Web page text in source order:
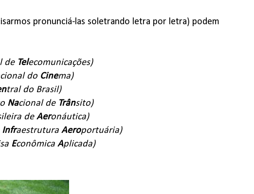
pronunciá-las soletrando letra por letra) podem
de Telecomunicações)
do Cinema)
tral do Brasil)
Nacional de Trânsito)
de Aeronáutica)
Infraestrutura Aeroportuária)
Econômica Aplicada)